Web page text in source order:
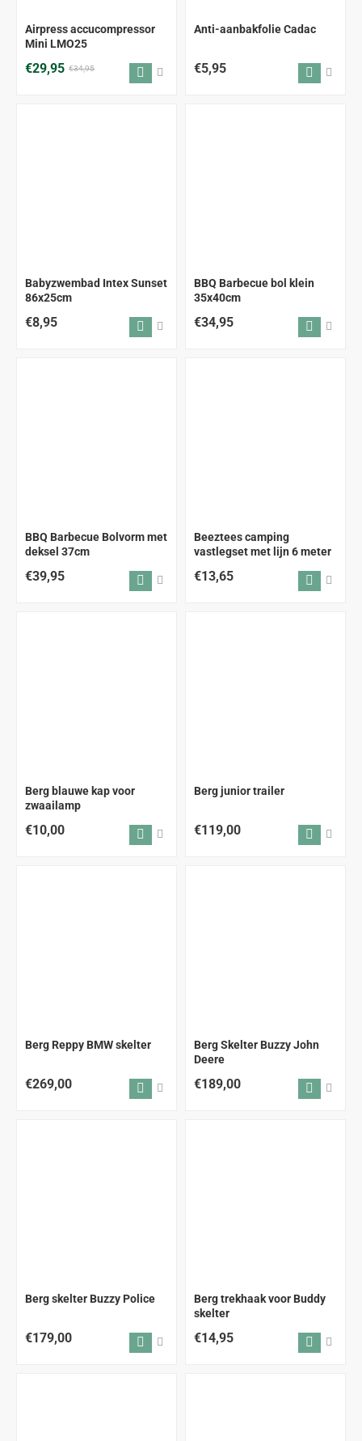
Airpress accucompressor
Mini LMO25
€29,95 €34,95
Anti-aanbakfolie Cadac
€5,95
Babyzwembad Intex Sunset
86x25cm
€8,95
BBQ Barbecue bol klein
35x40cm
€34,95
BBQ Barbecue Bolvorm met
deksel 37cm
€39,95
Beeztees camping
vastlegset met lijn 6 meter
€13,65
Berg blauwe kap voor
zwaailamp
€10,00
Berg junior trailer
€119,00
ALLEEN AFHALEN
Berg Reppy BMW skelter
€269,00 ALLEEN AFHALEN
Berg Skelter Buzzy John
Deere
€189,00
ALLEEN AFHALEN
Berg skelter Buzzy Police
€179,00
Berg trekhaak voor Buddy
skelter
€14,95